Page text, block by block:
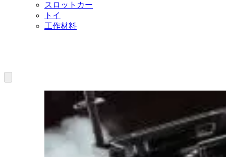
スロットカー
トイ
工作材料